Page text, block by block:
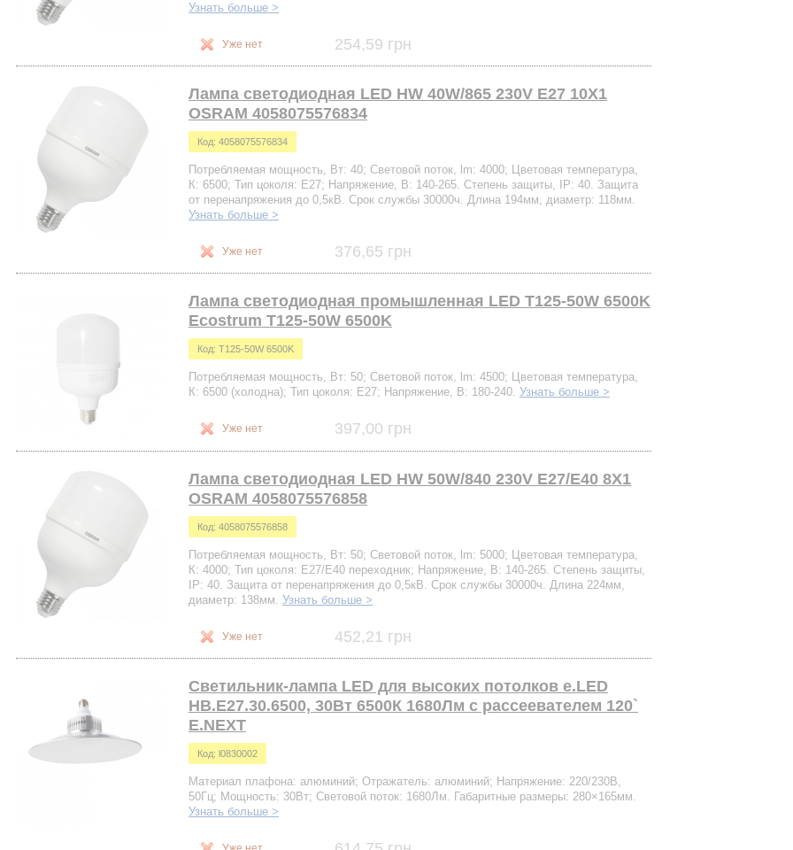
Узнать больше >
254,59 грн
Уже нет
Лампа светодиодная LED HW 40W/865 230V E27 10X1
OSRAM 4058075576834
Код: 4058075576834
Потребляемая мощность, Вт: 40; Световой поток, lm: 4000; Цветовая температура,
К: 6500; Тип цоколя: Е27; Напряжение, В: 140-265. Степень защиты, IP: 40. Защита
от перенапряжения до 0,5кВ. Срок службы 30000ч. Длина 194мм, диаметр: 118мм.
Узнать больше >
376,65 грн
Уже нет
Лампа светодиодная промышленная LED Т125-50W 6500K
Ecostrum Т125-50W 6500K
Код: Т125-50W 6500K
Потребляемая мощность, Вт: 50; Световой поток, lm: 4500; Цветовая температура,
К: 6500 (холодна); Тип цоколя: Е27; Напряжение, В: 180-240. Узнать больше >
397,00 грн
Уже нет
Лампа светодиодная LED HW 50W/840 230V E27/E40 8X1
OSRAM 4058075576858
Код: 4058075576858
Потребляемая мощность, Вт: 50; Световой поток, lm: 5000; Цветовая температура,
К: 4000; Тип цоколя: Е27/Е40 переходник; Напряжение, В: 140-265. Степень защиты,
IP: 40. Защита от перенапряжения до 0,5кВ. Срок службы 30000ч. Длина 224мм,
диаметр: 138мм. Узнать больше >
452,21 грн
Уже нет
Светильник-лампа LED для высоких потолков e.LED
HB.E27.30.6500, 30Вт 6500К 1680Лм с рассеевателем 120`
E.NEXT
Код: l0830002
Материал плафона: алюминий; Отражатель: алюминий; Напряжение: 220/230В,
50Гц; Мощность: 30Вт; Световой поток: 1680Лм. Габаритные размеры: 280×165мм.
Узнать больше >